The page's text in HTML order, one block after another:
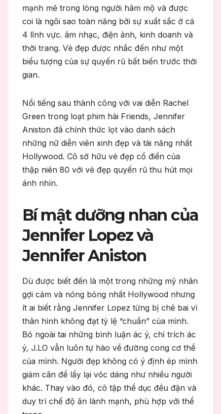
mạnh mẽ trong lòng người hâm mộ và được
coi là ngôi sao toàn năng bởi sự xuất sắc ở cả
4 lĩnh vực. âm nhạc, điện ảnh, kinh doanh và
thời trang. Vẻ đẹp được nhắc đến như một
biểu tượng của sự quyến rũ bất biến trước thời
gian.
Nổi tiếng sau thành công với vai diễn Rachel
Green trong loạt phim hài Friends, Jennifer
Aniston đã chính thức lọt vào danh sách
những nữ diễn viên xinh đẹp và tài năng nhất
Hollywood. Cô sở hữu vẻ đẹp cổ điển của
thập niên 80 với vẻ đẹp quyến rũ thu hút mọi
ánh nhìn.
Bí mật dưỡng nhan của
Jennifer Lopez và
Jennifer Aniston
Dù được biết đến là một trong những mỹ nhân
gợi cảm và nóng bỏng nhất Hollywood nhưng
ít ai biết rằng Jennifer Lopez từng bị chê bai vì
thân hình không đạt tỷ lệ “chuẩn” của mình.
Bỏ ngoài tai những bình luận ác ý, chỉ trích ác
ý, J.LO vẫn luôn tự hào về đường cong cơ thể
của mình. Người đẹp không có ý định ép mình
giảm cân để lấy lại vóc dáng như nhiều người
khác. Thay vào đó, cô tập thể dục đều đặn và
duy trì chế độ ăn lành mạnh, phù hợp với thể